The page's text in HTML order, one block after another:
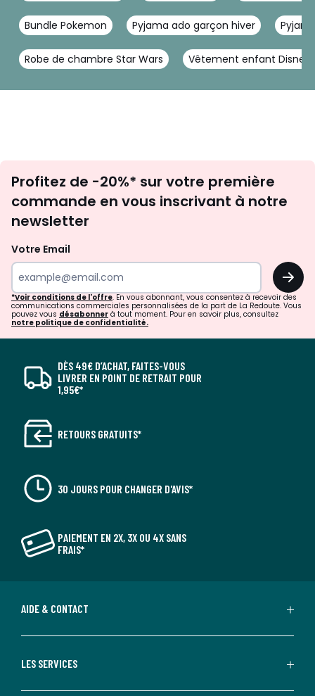
Bundle Pokemon Pyjama ado garçon hiver
Robe de chambre Star Wars Vêtement enfant Disney
newsletter
Profitez de -20%* sur votre première
commande en vous inscrivant à notre
newsletter
Votre Email
OK
*Voir conditions de l'offre. En vous abonnant, vous consentez à recevoir des
communications commerciales personnalisées de la part de La Redoute. Vous
pouvez vous désabonner à tout moment. Pour en savoir plus, consultez
notre politique de confidentialité.
DÈS 49€ D’ACHAT, FAITES-VOUS
LIVRER EN POINT DE RETRAIT POUR
1,95€*
RETOURS GRATUITS*
30 JOURS POUR CHANGER D'AVIS*
PAIEMENT EN 2X, 3X OU 4X SANS
FRAIS*
AIDE & CONTACT
LES SERVICES